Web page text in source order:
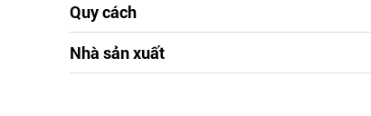
Quy cách
Nhà sản xuất